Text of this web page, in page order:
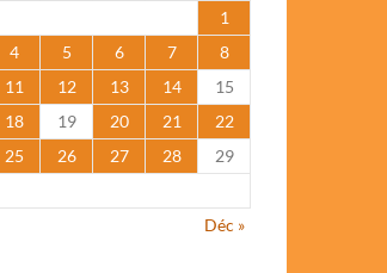
1
4 5 6 7
8
11 12 13 14
15
18 19 20 21
22
25 26 27 28
29
Déc »